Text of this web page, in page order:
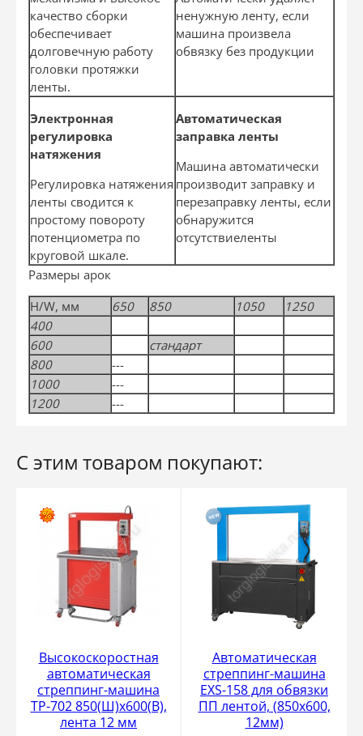
качество сборки
обеспечивает
долговечную работу
головки протяжки
ленты.
ненужную ленту, если
машина произвела
обвязку без продукции
Электронная
регулировка
натяжения
Регулировка натяжения
ленты сводится к
простому повороту
потенциометра по
круговой шкале.
Автоматическая
заправка ленты
Машина автоматически
производит заправку и
перезаправку ленты, если
обнаружится
отсутствиеленты
Размеры арок
H/W, мм
650 850 1050
1250
400
600
стандарт
800
---
1000
---
1200
---
С этим товаром покупают:
Высокоскоростная
автоматическая
стреппинг-машина
ТР-702 850(Ш)х600(В),
лента 12 мм
Автоматическая
стреппинг-машина
EXS-158 для обвязки
ПП лентой, (850x600,
12мм)